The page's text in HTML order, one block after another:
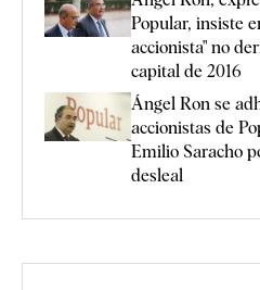
Popular, insiste
accionista" no
capital de 2016
Ángel Ron se
accionistas de
Emilio Saracho
desleal